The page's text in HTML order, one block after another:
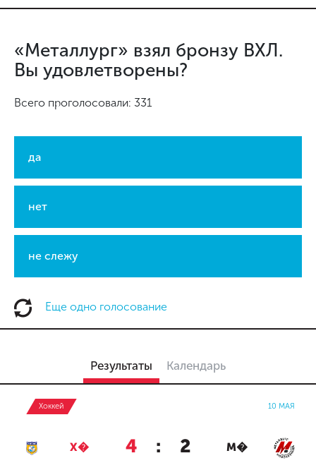
«Металлург» взял бронзу ВХЛ.
Вы удовлетворены?
Всего проголосовали: 331
да
нет
не слежу
Еще одно голосование
Результаты Календарь
Хоккей 10 МАЯ
Х� 4 : 2 М�